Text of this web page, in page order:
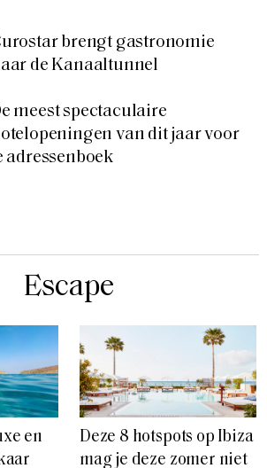
brengt gastronomie
de Kanaaltunnel
meest spectaculaire
van dit jaar voor
adressenboek
Escape
en
Deze 8 hotspots op Ibiza
mag je deze zomer niet